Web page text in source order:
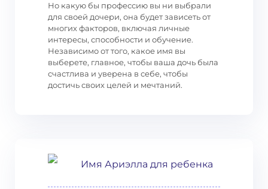
Но какую бы профессию вы ни выбрали
для своей дочери, она будет зависеть от
многих факторов, включая личные
интересы, способности и обучение.
Независимо от того, какое имя вы
выберете, главное, чтобы ваша дочь была
счастлива и уверена в себе, чтобы
достичь своих целей и мечтаний.
Имя Ариэлла для ребенка